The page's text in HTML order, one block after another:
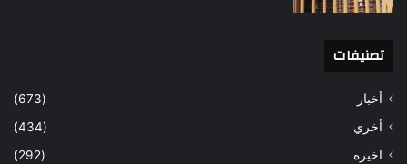
تصنيفات
أخبار
(673)
أخري
(434)
اخيره
(292)